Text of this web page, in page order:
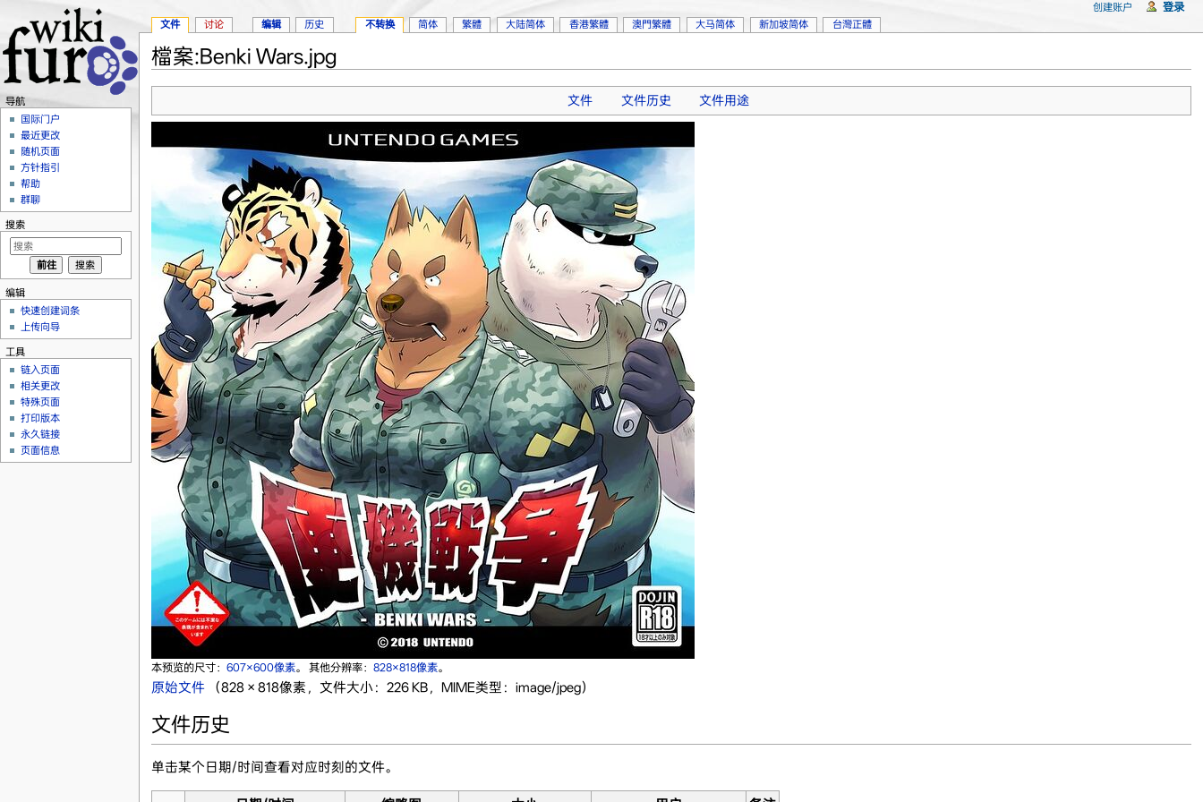
檔案:Benki Wars.jpg
文件 文件历史 文件用途
本预览的尺寸： 607×600像素。 其他分辨率： 828×818像素。
原始文件‎ （828 × 818像素，文件大小：226 KB，MIME类型：image/jpeg）
文件历史
单击某个日期/时间查看对应时刻的文件。
文件 讨论 编辑 历史 不转换 简体 繁體 大陆简体 香港繁體 澳門繁體 大马简体 新加坡简体 台灣正體
创建账户 登录
导航
国际门户
最近更改
随机页面
方针指引
帮助
群聊
搜索
编辑
快速创建词条
上传向导
工具
链入页面
相关更改
特殊页面
打印版本
永久链接
页面信息